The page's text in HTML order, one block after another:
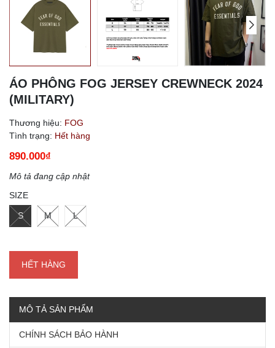
ÁO PHÔNG FOG JERSEY CREWNECK 2024
(MILITARY)
Thương hiệu: FOG
Tình trạng: Hết hàng
890.000₫
Mô tả đang cập nhật
SIZE
S M L
HẾT HÀNG
MÔ TẢ SẢN PHẨM
CHÍNH SÁCH BẢO HÀNH